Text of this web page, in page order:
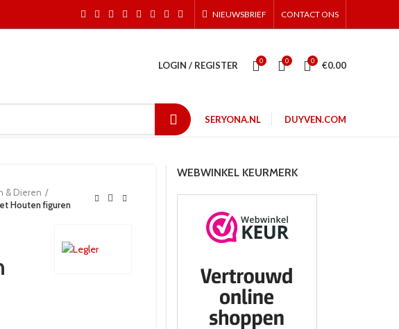
NIEUWSBRIEF CONTACT ONS
LOGIN / REGISTER 0 0 0 €0.00
SERYONA.NL DUYVEN.COM
& Dieren
Houten figuren
WEBWINKEL KEURMERK